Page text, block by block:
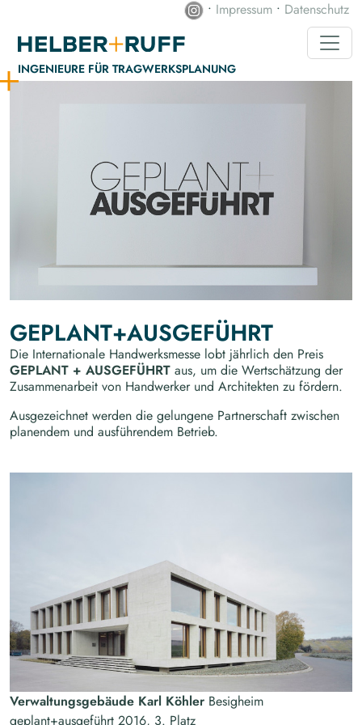
• Impressum • Datenschutz
INGENIEURE FÜR TRAGWERKS­PLANUNG
GEPLANT+AUSGEFÜHRT
Die Internationale Handwerksmesse lobt jährlich den Preis
GEPLANT + AUSGEFÜHRT aus, um die Wertschätzung der
Zusammenarbeit von Handwerker und Architekten zu fördern.
Ausgezeichnet werden die gelungene Partnerschaft zwischen
planendem und ausführendem Betrieb.
Verwaltungsgebäude Karl Köhler Besigheim
geplant+ausgeführt 2016, 3. Platz